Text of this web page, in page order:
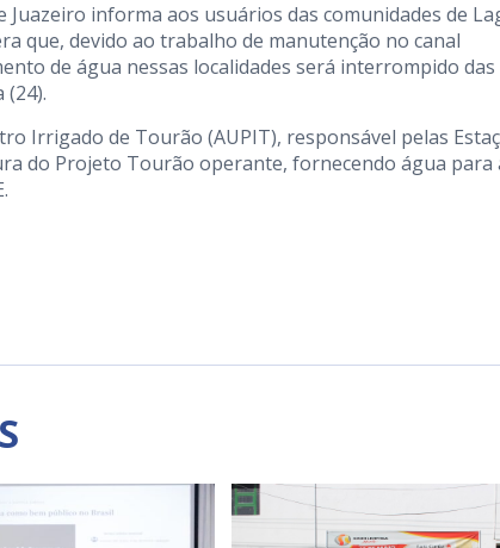
Juazeiro informa aos usuários das comunidades de
que, devido ao trabalho de manutenção no canal
de água nessas localidades será interrompido das
Irrigado de Tourão (AUPIT), responsável pelas
do Projeto Tourão operante, fornecendo água para